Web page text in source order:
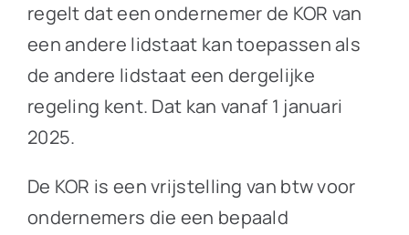
regelt dat een ondernemer de KOR van
een andere lidstaat kan toepassen als
de andere lidstaat een dergelijke
regeling kent. Dat kan vanaf 1 januari
2025.
De KOR is een vrijstelling van btw voor
ondernemers die een bepaald